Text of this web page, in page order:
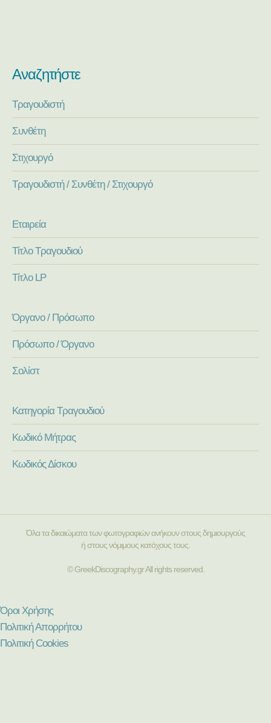
Αναζητήστε
Τραγουδιστή
Συνθέτη
Στιχουργό
Τραγουδιστή / Συνθέτη / Στιχουργό
Εταιρεία
Τίτλο Τραγουδιού
Τίτλο LP
Όργανο / Πρόσωπο
Πρόσωπο / Όργανο
Σολίστ
Κατηγορία Τραγουδιού
Κωδικό Μήτρας
Κωδικός Δίσκου
Όλα τα δικαιώματα των φωτογραφιών ανήκουν στους δημιουργούς
ή στους νόμιμους κατόχους τους.
© GreekDiscography.gr All rights reserved.
Όροι Χρήσης
Πολιτική Απορρήτου
Πολιτική Cookies